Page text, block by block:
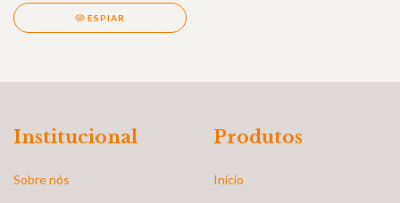
ESPIAR
Institucional
Sobre nós
Produtos
Início